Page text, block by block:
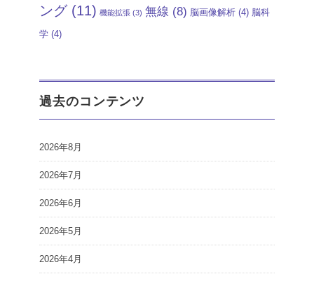
ング(11) 機能拡張 (3) 無線 (8) 脳画像解析 (4) 脳科
学 (4)
過去のコンテンツ
2026年8月
2026年7月
2026年6月
2026年5月
2026年4月